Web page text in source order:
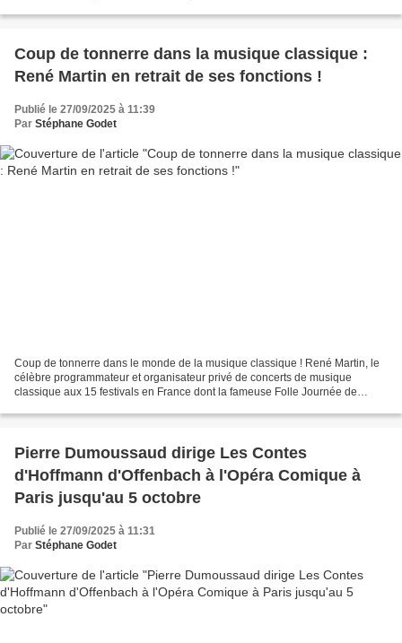
Coup de tonnerre dans la musique classique :
René Martin en retrait de ses fonctions !
Publié le 27/09/2025 à 11:39
Par Stéphane Godet
Coup de tonnerre dans le monde de la musique classique ! René Martin, le
célèbre programmateur et organisateur privé de concerts de musique
classique aux 15 festivals en France dont la fameuse Folle Journée de
Pierre Dumoussaud dirige Les Contes
d'Hoffmann d'Offenbach à l'Opéra Comique à
Paris jusqu'au 5 octobre
Publié le 27/09/2025 à 11:31
Par Stéphane Godet